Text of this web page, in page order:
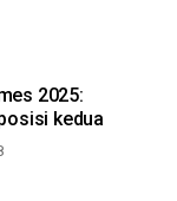
2025:
kedua